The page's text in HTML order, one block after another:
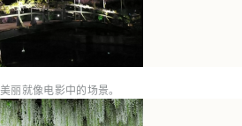
丽就像电影中的场景。